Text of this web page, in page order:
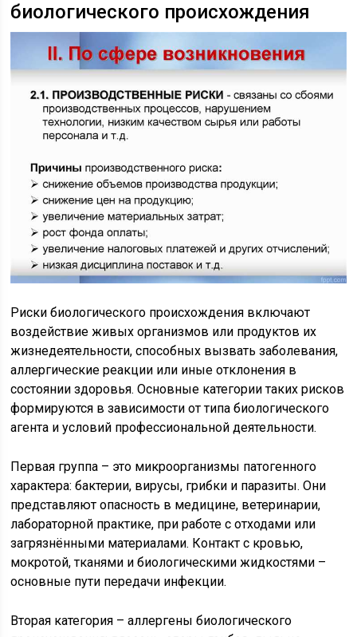
биологического происхождения
Риски биологического происхождения включают
воздействие живых организмов или продуктов их
жизнедеятельности, способных вызвать заболевания,
аллергические реакции или иные отклонения в
состоянии здоровья. Основные категории таких рисков
формируются в зависимости от типа биологического
агента и условий профессиональной деятельности.
Первая группа – это микроорганизмы патогенного
характера: бактерии, вирусы, грибки и паразиты. Они
представляют опасность в медицине, ветеринарии,
лабораторной практике, при работе с отходами или
загрязнёнными материалами. Контакт с кровью,
мокротой, тканями и биологическими жидкостями –
основные пути передачи инфекции.
Вторая категория – аллергены биологического